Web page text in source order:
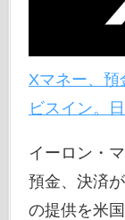
Xマネー、預
ビスイン。
イーロン・
預金、決済
の提供を米